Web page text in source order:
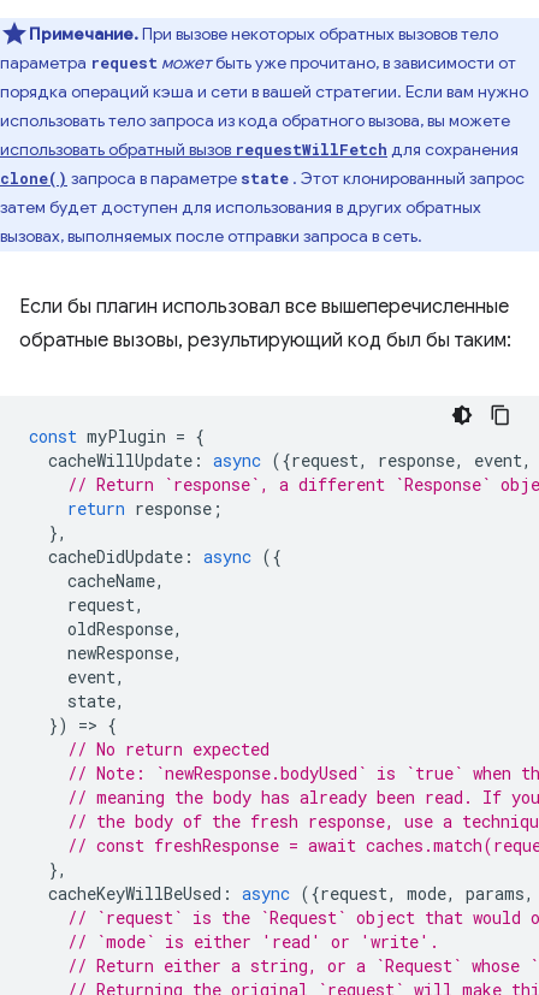
Примечание.При вызове некоторых обратных вызовов тело
параметра request можетбыть уже прочитано, в зависимости от
порядка операций кэша и сети в вашей стратегии. Если вам нужно
использовать тело запроса из кода обратного вызова, вы можете
использовать обратный вызов requestWillFetch для сохранения
clone() запроса в параметре state . Этот клонированный запрос
затем будет доступен для использования в других обратных
вызовах, выполняемых после отправки запроса в сеть.
Если бы плагин использовал все вышеперечисленные
обратные вызовы, результирующий код был бы таким:
const myPlugin = {
cacheWillUpdate : async ({request, response, event,
// Return `response`, a different `Response`
return response ;
},
cacheDidUpdate : async ({
cacheName,
request,
oldResponse,
newResponse,
event,
state,
})
=> {
// No return expected
// Note: `newResponse.bodyUsed` is `true`
// meaning the body has already been read. If
// the body of the fresh response, use a
// const freshResponse = await
},
cacheKeyWillBeUsed : async ({request, mode, params,
// `request` is the `Request` object that would
// `mode` is either 'read' or 'write'.
// Return either a string, or a `Request` whose
// Returning the original `request` will make